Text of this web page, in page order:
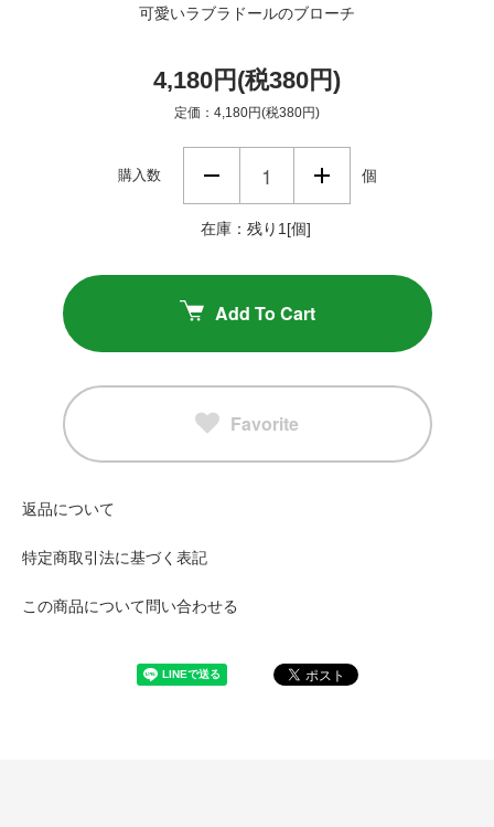
可愛いラブラドールのブローチ
4,180円(税380円)
定価：4,180円(税380円)
購入数 個
在庫：残り1[個]
Add To Cart
Favorite
返品について
特定商取引法に基づく表記
この商品について問い合わせる